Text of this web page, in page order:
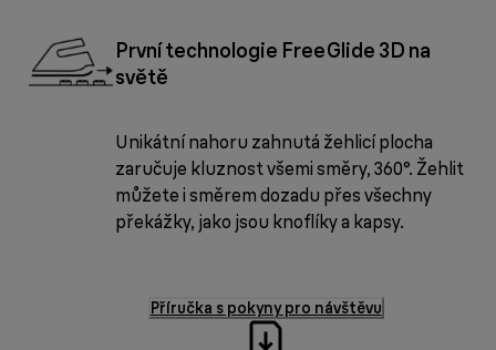
První technologie FreeGlide 3D na
světě
Unikátní nahoru zahnutá žehlicí plocha
zaručuje kluznost všemi směry, 360°. Žehlit
můžete i směrem dozadu přes všechny
překážky, jako jsou knoflíky a kapsy.
Příručka s pokyny pro návštěvu